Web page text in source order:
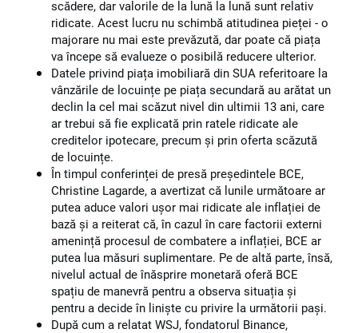
scădere, dar valorile de la lună la lună sunt relativ
ridicate. Acest lucru nu schimbă atitudinea pieței - o
majorare nu mai este prevăzută, dar poate că piața
va începe să evalueze o posibilă reducere ulterior.
Datele privind piața imobiliară din SUA referitoare la
vânzările de locuințe pe piața secundară au arătat un
declin la cel mai scăzut nivel din ultimii 13 ani, care
ar trebui să fie explicată prin ratele ridicate ale
creditelor ipotecare, precum și prin oferta scăzută
de locuințe.
În timpul conferinței de presă președintele BCE,
Christine Lagarde, a avertizat că lunile următoare ar
putea aduce valori ușor mai ridicate ale inflației de
bază și a reiterat că, în cazul în care factorii externi
amenință procesul de combatere a inflației, BCE ar
putea lua măsuri suplimentare. Pe de altă parte, însă,
nivelul actual de înăsprire monetară oferă BCE
spațiu de manevră pentru a observa situația și
pentru a decide în liniște cu privire la următorii pași.
După cum a relatat WSJ, fondatorul Binance,